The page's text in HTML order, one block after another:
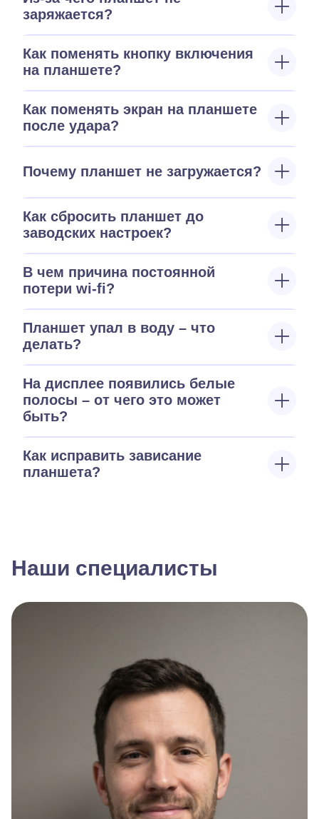
заряжается?
Как поменять кнопку включения
на планшете?
Как поменять экран на планшете
после удара?
Почему планшет не загружается?
Как сбросить планшет до
заводских настроек?
В чем причина постоянной
потери wi-fi?
Планшет упал в воду – что
делать?
На дисплее появились белые
полосы – от чего это может
быть?
Как исправить зависание
планшета?
Наши специалисты